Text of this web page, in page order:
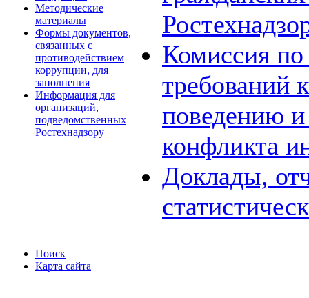
Методические
материалы
Формы документов,
связанных с
противодействием
коррупции, для
заполнения
Информация для
организаций,
подведомственных
Ростехнадзору
Комиссия
требований
поведению
конфликта
Доклады,
Поиск
Карта сайта